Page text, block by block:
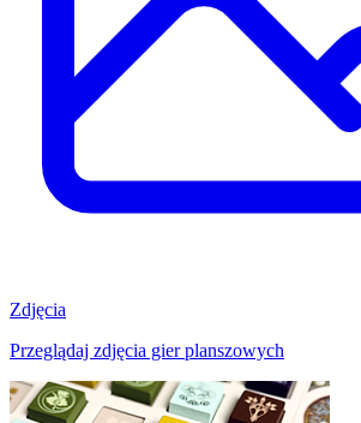
Zdjęcia
Przeglądaj zdjęcia gier planszowych